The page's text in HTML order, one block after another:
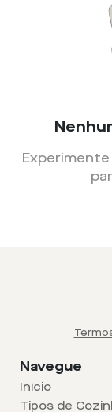
Navegue
Início
Tipos de